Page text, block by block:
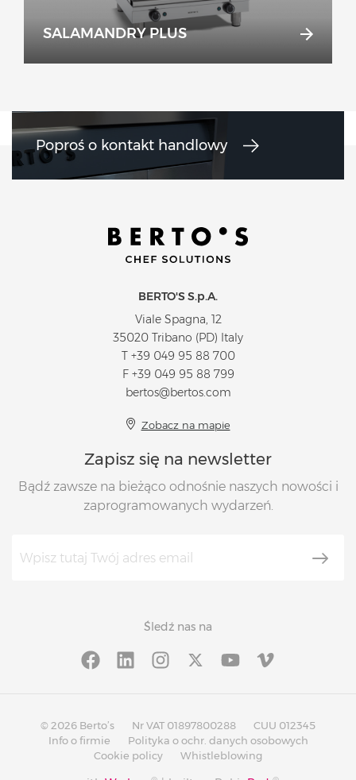
SALAMANDRY PLUS
Poproś o kontakt handlowy
BERTO'S S.p.A.
Viale Spagna, 12
35020 Tribano (PD) Italy
T +39 049 95 88 700
F +39 049 95 88 799
bertos@bertos.com
Zobacz na mapie
Zapisz się na newsletter
Bądź zawsze na bieżąco odnośnie naszych nowości i
zaprogramowanych wydarzeń.
Śledź nas na
© 2026 Berto’s Nr VAT 01897800288
CUU 012345
Info o firmie
Polityka o ochr. danych osobowych
Cookie policy
Whistleblowing